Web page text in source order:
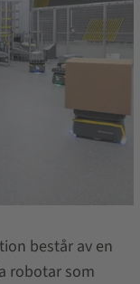
består av en
robotar som